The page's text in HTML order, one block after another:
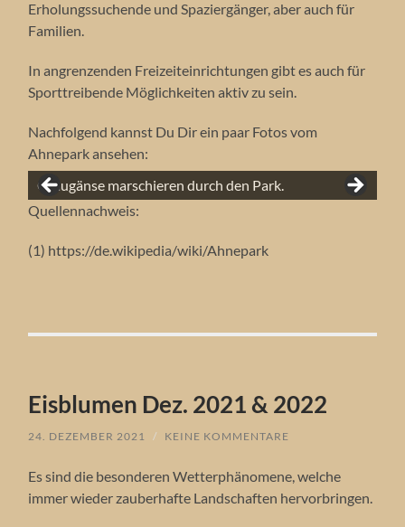
Erholungssuchende und Spaziergänger, aber auch für
Familien.
In angrenzenden Freizeiteinrichtungen gibt es auch für
Sporttreibende Möglichkeiten aktiv zu sein.
Nachfolgend kannst Du Dir ein paar Fotos vom
Ahnepark ansehen:
Japanische Zierkirschen im Ahnepark.
Ein Graureiher am See.
Graugänse marschieren durch den Park.
Eine graubraune Höckergans ist kaum zu sehen
zwischen den Narzissen.
Ein Hügel bepflanzt mit vielen Narzissen.
Osterglocken / Narzissen so weit das Auge reicht.
Quellennachweis:
(1) https://de.wikipedia/wiki/Ahnepark
Eisblumen Dez. 2021 & 2022
24. DEZEMBER 2021 / KEINE KOMMENTARE
Es sind die besonderen Wetterphänomene, welche
immer wieder zauberhafte Landschaften hervorbringen.